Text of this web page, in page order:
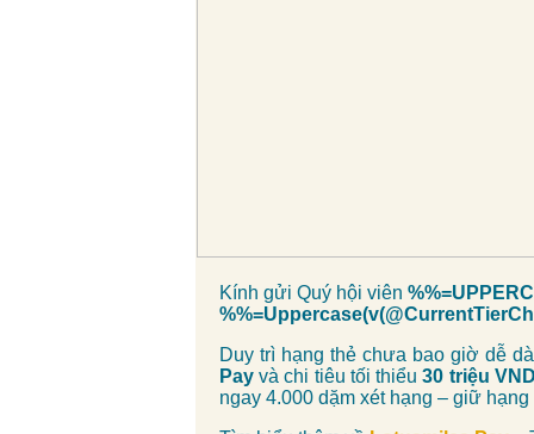
Kính gửi Quý hội viên
Duy trì hạng thẻ chưa bao giờ dễ
Pay và chi tiêu tối thiểu30 triệu
ngay 4.000 dặm xét hạng – giữ